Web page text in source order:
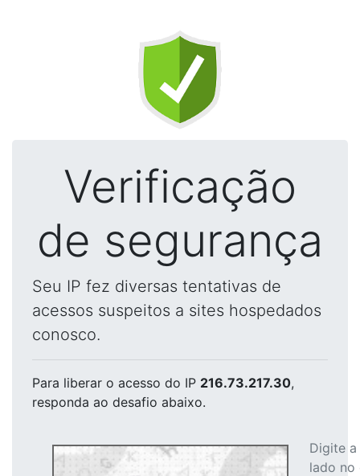
Verificação
de segurança
Seu IP fez diversas tentativas de
acessos suspeitos a sites hospedados
conosco.
Para liberar o acesso do IP 216.73.217.30,
responda ao desafio abaixo.
Digite
lado no